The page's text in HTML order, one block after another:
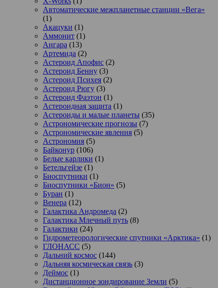
Автоматические межпланетные станции «Вега»
(1)
Акацуки (1)
Аммонит (1)
Ангара (13)
Артемида (2)
Астероид Апофис (2)
Астероид Бенну (3)
Астероид Психея (2)
Астероид Рюгу (3)
Астероид Фаэтон (1)
Астероидная защита (1)
Астероиды и малые планеты (35)
Астрономические прогнозы (7)
Астрономические явления (5)
Астрономия (5)
Байконур (106)
Белые карлики (1)
Бетельгейзе (1)
Биоспутники (1)
Биоспутники «Бион» (5)
Буран (1)
Венера (12)
Галактика Андромеда (2)
Галактика Млечный путь (8)
Галактики (24)
Гидрометеорологические спутники «Арктика» (1)
ГЛОНАСС (5)
Дальний космос (144)
Дальняя космическая связь (3)
Деймос (1)
Дистанционное зондирование Земли (5)